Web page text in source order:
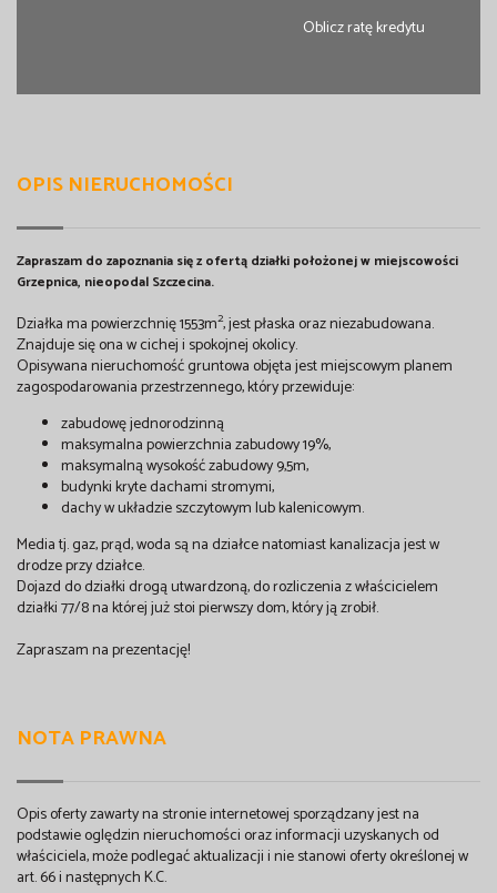
Oblicz ratę kredytu
OPIS NIERUCHOMOŚCI
Zapraszam do zapoznania się z ofertą działki położonej w miejscowości
Grzepnica, nieopodal Szczecina.
Działka ma powierzchnię 1553m2, jest płaska oraz niezabudowana.
Znajduje się ona w cichej i spokojnej okolicy.
Opisywana nieruchomość gruntowa objęta jest miejscowym planem
zagospodarowania przestrzennego, który przewiduje:
zabudowę jednorodzinną
maksymalna powierzchnia zabudowy 19%,
maksymalną wysokość zabudowy 9,5m,
budynki kryte dachami stromymi,
dachy w układzie szczytowym lub kalenicowym.
Media tj. gaz, prąd, woda są na działce natomiast kanalizacja jest w
drodze przy działce.
Dojazd do działki drogą utwardzoną, do rozliczenia z właścicielem
działki 77/8 na której już stoi pierwszy dom, który ją zrobił.
Zapraszam na prezentację!
NOTA PRAWNA
Opis oferty zawarty na stronie internetowej sporządzany jest na
podstawie oględzin nieruchomości oraz informacji uzyskanych od
właściciela, może podlegać aktualizacji i nie stanowi oferty określonej w
art. 66 i następnych K.C.